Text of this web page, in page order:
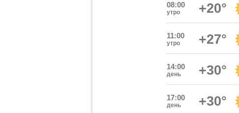
08:00
утро +20°
11:00
утро +27°
14:00
день +30°
17:00
день +30°